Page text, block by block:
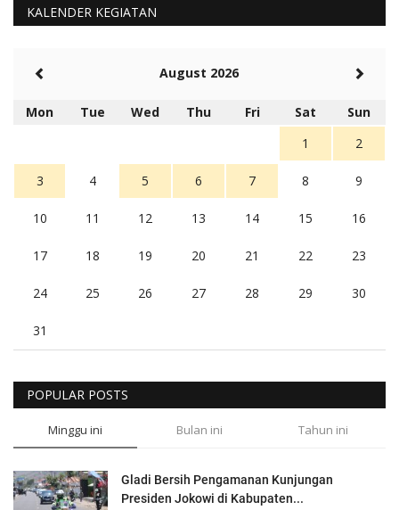
KALENDER KEGIATAN
August 2026
Mon Tue Wed Thu Fri Sat
Sun
1
2
3 4 5 6 7 8 9
10 11 12 13 14 15 16
17 18 19 20 21 22 23
24 25 26 27 28 29 30
31
POPULAR POSTS
Minggu ini Bulan ini Tahun ini
Gladi Bersih Pengamanan Kunjungan
Presiden Jokowi di Kabupaten...